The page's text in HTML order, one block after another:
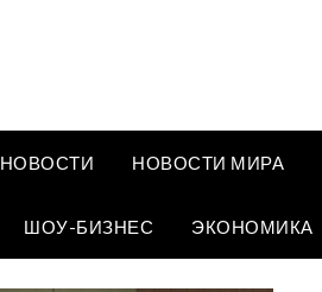
НОВОСТИ НОВОСТИ МИРА
ШОУ-БИЗНЕС ЭКОНОМИКА